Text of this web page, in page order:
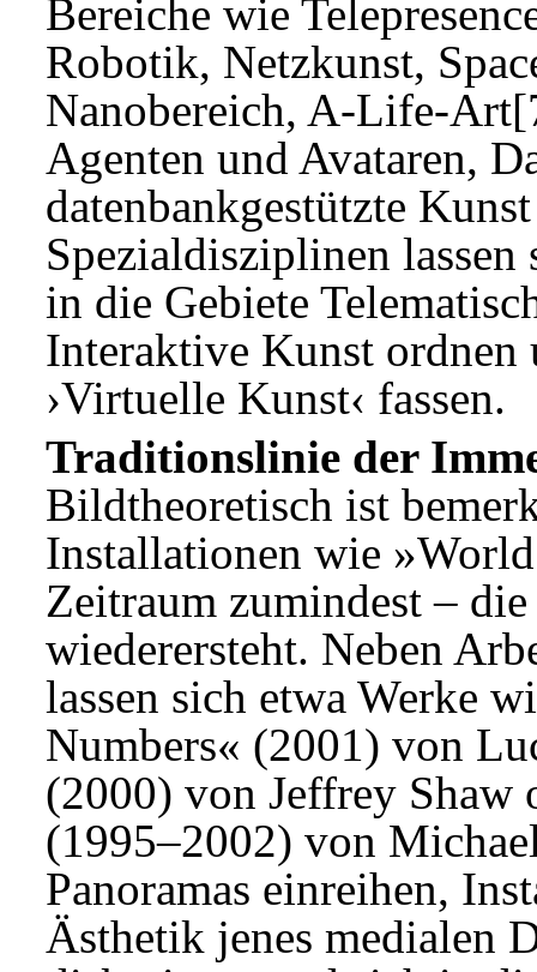
Bereiche wie
Robotik, Netzkunst,
Nanobereich, A-Life-
Agenten und Avataren,
datenbankgestützte
Spezialdisziplinen
in die Gebiete
Interaktive Kunst ordnen
›Virtuelle Kunst‹ fassen.
Traditionslinie der
Bildtheoretisch ist
Installationen wie
Zeitraum zumindest –
wiederersteht. Neben
lassen sich etwa Werke
Numbers« (2001) von
(2000) von Jeffrey Shaw
(1995–2002) von
Panoramas einreihen,
Ästhetik jenes medialen